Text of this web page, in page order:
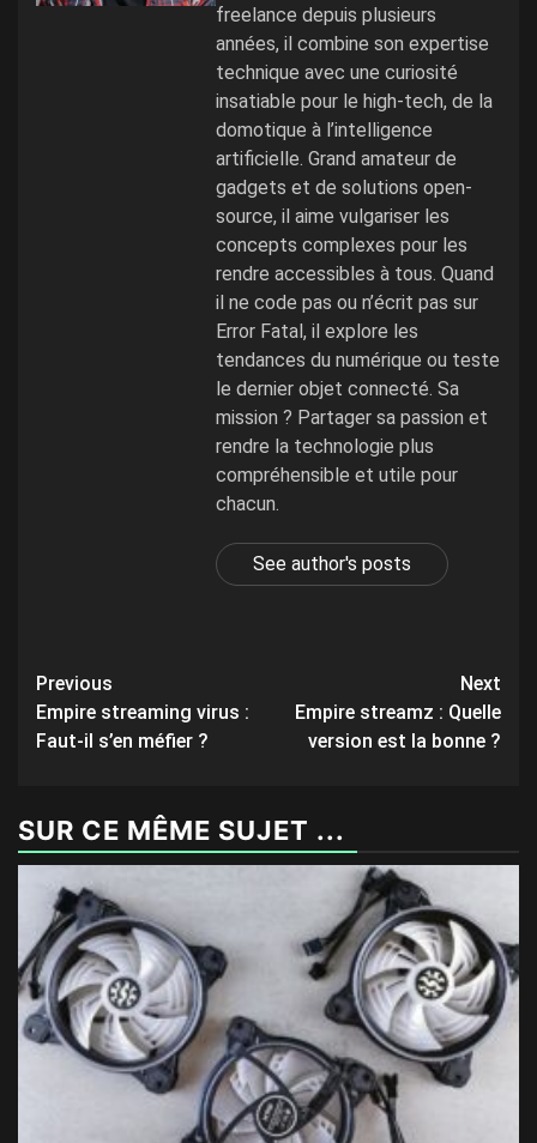
freelance depuis plusieurs
années, il combine son expertise
technique avec une curiosité
insatiable pour le high-tech, de la
domotique à l’intelligence
artificielle. Grand amateur de
gadgets et de solutions open-
source, il aime vulgariser les
concepts complexes pour les
rendre accessibles à tous. Quand
il ne code pas ou n’écrit pas sur
Error Fatal, il explore les
tendances du numérique ou teste
le dernier objet connecté. Sa
mission ? Partager sa passion et
rendre la technologie plus
compréhensible et utile pour
chacun.
See author's posts
Post
navigation
Previous
Empire streaming virus :
Faut-il s’en méfier ?
Next
Empire streamz : Quelle
version est la bonne ?
SUR CE MÊME SUJET ...